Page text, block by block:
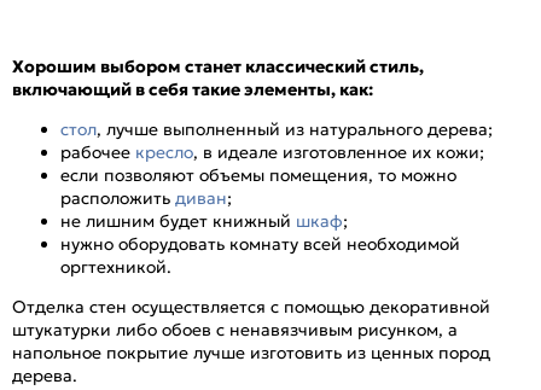
Хорошим выбором станет классический стиль,
включающий в себя такие элементы, как:
стол, лучше выполненный из натурального дерева;
рабочее кресло, в идеале изготовленное их кожи;
если позволяют объемы помещения, то можно
расположить диван;
не лишним будет книжный шкаф;
нужно оборудовать комнату всей необходимой
оргтехникой.
Отделка стен осуществляется с помощью декоративной
штукатурки либо обоев с ненавязчивым рисунком, а
напольное покрытие лучше изготовить из ценных пород
дерева.